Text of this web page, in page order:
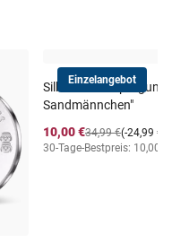
Einzelangebot
Silber-Gedenkprägung
Sandmännchen"
10,00 €
(-24,99 €)
34,99 €
30-Tage-Bestpreis: 10,00 €